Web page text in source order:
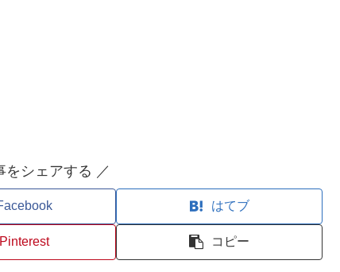
をシェアする ／
はてブ
Pinterest コピー